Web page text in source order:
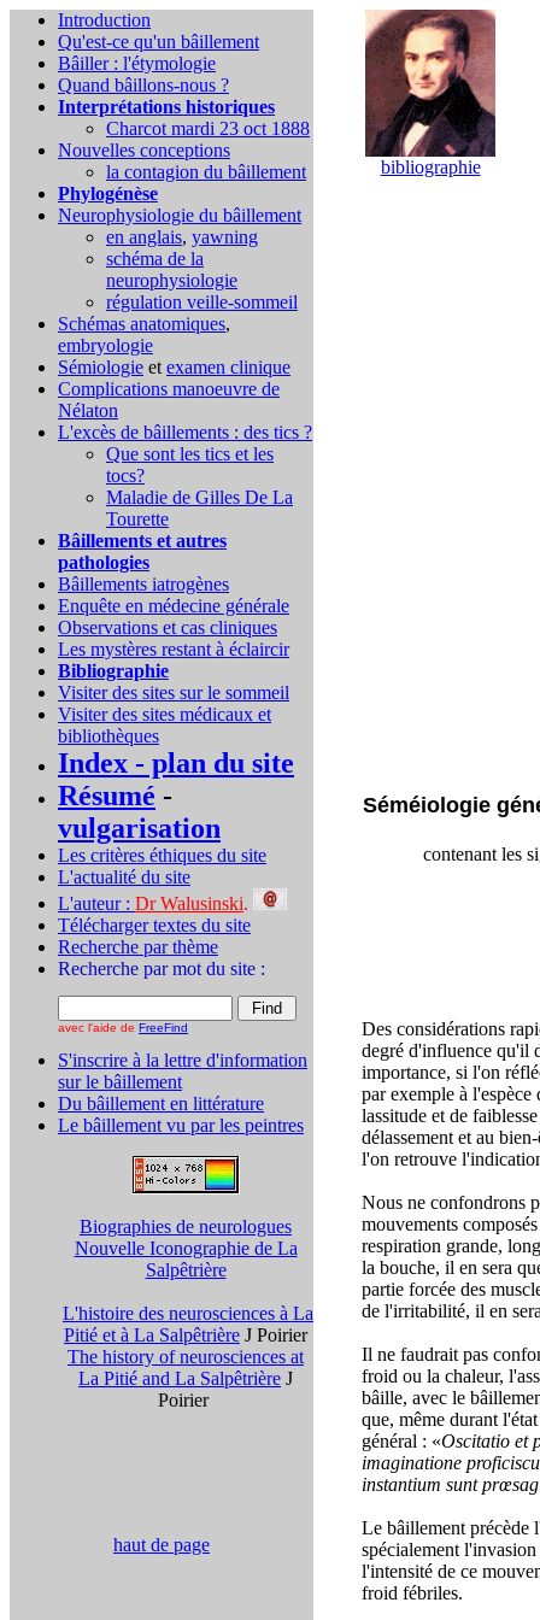
Introduction
Qu'est-ce qu'un bâillement
Bâiller : l'étymologie
Quand bâillons-nous ?
Interprétations historiques
Charcot mardi 23 oct 1888
Nouvelles conceptions
la contagion du bâillement
Phylogénèse
Neurophysiologie du bâillement
en anglais, yawning
schéma de la
neurophysiologie
régulation veille-sommeil
Schémas anatomiques,
embryologie
Sémiologie et examen clinique
Complications manoeuvre de
Nélaton
L'excès de bâillements : des tics ?
Que sont les tics et les
tocs?
Maladie de Gilles De La
Tourette
Bâillements et autres
pathologies
Bâillements iatrogènes
Enquête en médecine générale
Observations et cas cliniques
Les mystères restant à éclaircir
Bibliographie
Visiter des sites sur le sommeil
Visiter des sites médicaux et
bibliothèques
Index - plan du site
Résumé -
vulgarisation
Les critères éthiques du site
L'actualité du site
L'auteur : Dr Walusinski.
Télécharger textes du site
Recherche par thème
Recherche par mot du site :
avec l'aide de FreeFind
S'inscrire à la lettre d'information
sur le bâillement
Du bâillement en littérature
Le bâillement vu par les peintres
Biographies de neurologues
Nouvelle Iconographie de La
Salpêtrière
L'histoire des neurosciences à La
Pitié et à La Salpêtrière J Poirier
The history of neurosciences at
La Pitié and La Salpêtrière J
Poirier
haut de page
bibliographie
Séméiologie
contenant les
Des considérations
degré d'influence qu'il
importance, si l'on
par exemple à l'espèce
lassitude et de
délassement et au
l'on retrouve
Nous ne confondrons
mouvements
respiration grande,
la bouche, il en sera
partie forcée des
de l'irritabilité, il en
Il ne faudrait pas
froid ou la chaleur,
bâille, avec le
que, même durant
général : «Oscitatio et
imaginatione
instantium sunt
Le bâillement précède
spécialement
l'intensité de ce
froid fébriles.